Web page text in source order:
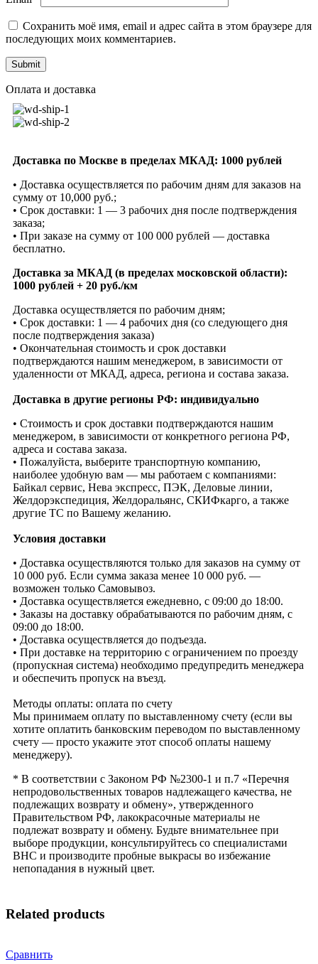
Сохранить моё имя, email и адрес сайта в этом браузере для
последующих моих комментариев.
Оплата и доставка
Доставка по Москве в пределах МКАД: 1000 рублей
• Доставка осуществляется по рабочим дням для заказов на
сумму от 10,000 руб.;
• Срок доставки: 1 — 3 рабочих дня после подтверждения
заказа;
• При заказе на сумму от 100 000 рублей — доставка
бесплатно.
Доставка за МКАД (в пределах московской области):
1000 рублей + 20 руб./км
Доставка осуществляется по рабочим дням;
• Срок доставки: 1 — 4 рабочих дня (со следующего дня
после подтверждения заказа)
• Окончательная стоимость и срок доставки
подтверждаются нашим менеджером, в зависимости от
удаленности от МКАД, адреса, региона и состава заказа.
Доставка в другие регионы РФ: индивидуально
• Стоимость и срок доставки подтверждаются нашим
менеджером, в зависимости от конкретного региона РФ,
адреса и состава заказа.
• Пожалуйста, выберите транспортную компанию,
наиболее удобную вам — мы работаем с компаниями:
Байкал сервис, Нева экспресс, ПЭК, Деловые линии,
Желдорэкспедиция, Желдоральянс, СКИФкарго, а также
другие ТС по Вашему желанию.
Условия доставки
• Доставка осуществляются только для заказов на сумму от
10 000 руб. Если сумма заказа менее 10 000 руб. —
возможен только Самовывоз.
• Доставка осуществляется ежедневно, с 09:00 до 18:00.
• Заказы на доставку обрабатываются по рабочим дням, с
09:00 до 18:00.
• Доставка осуществляется до подъезда.
• При доставке на территорию с ограничением по проезду
(пропускная система) необходимо предупредить менеджера
и обеспечить пропуск на въезд.
Методы оплаты: оплата по счету
Мы принимаем оплату по выставленному счету (если вы
хотите оплатить банковским переводом по выставленному
счету — просто укажите этот способ оплаты нашему
менеджеру).
* В соответствии с Законом РФ №2300-1 и п.7 «Перечня
непродовольственных товаров надлежащего качества, не
подлежащих возврату и обмену», утвержденного
Правительством РФ, лакокрасочные материалы не
подлежат возврату и обмену. Будьте внимательнее при
выборе продукции, консультируйтесь со специалистами
BHC и производите пробные выкрасы во избежание
непопадания в нужный цвет.
Related products
Сравнить